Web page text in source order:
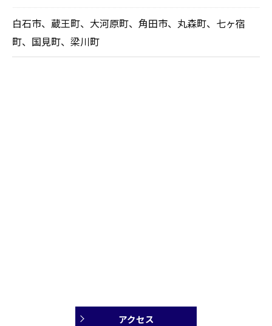
白石市、蔵王町、大河原町、角田市、丸森町、七ヶ宿
町、国見町、梁川町
アクセス